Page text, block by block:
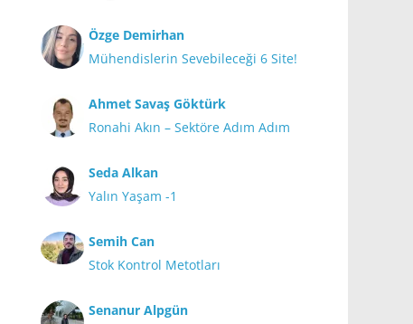
Özge Demirhan
Mühendislerin Sevebileceği 6 Site!
Ahmet Savaş Göktürk
Ronahi Akın – Sektöre Adım Adım
Seda Alkan
Yalın Yaşam -1
Semih Can
Stok Kontrol Metotları
Senanur Alpgün